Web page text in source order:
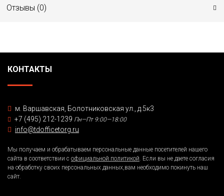
Отзывы (0)
КОНТАКТЫ
м. Варшавская, Болотниковская ул., д.5к3
+7 (495) 212-1239 Пн—Пт 9:00—18:00
info@tdofficetorg.ru
Мы получаем и обрабатываем персональные данные посетителей нашего
сайта в соответствии с официальной политикой. Если вы не даете согласия
на обработку своих персональных данных,вам необходимо покинуть наш
сайт.